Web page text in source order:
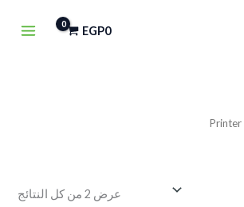
EGP0
عرض ⁦2⁩ من كل النتائج